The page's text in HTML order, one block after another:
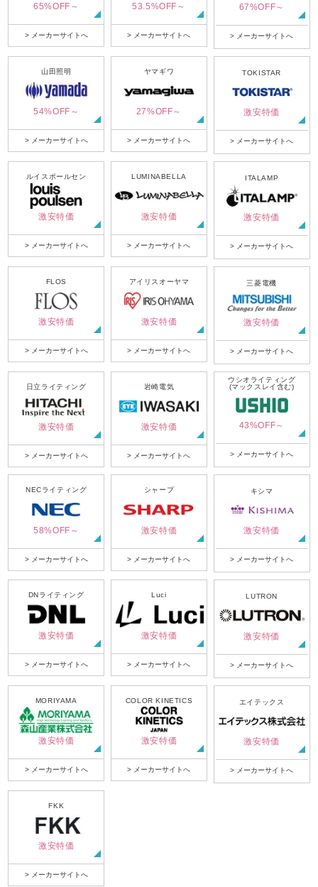
65%OFF～
> メーカーサイトへ
53.5%OFF～
> メーカーサイトへ
67%OFF～
> メーカーサイトへ
山田照明
54%OFF～
> メーカーサイトへ
ヤマギワ
27%OFF～
> メーカーサイトへ
TOKISTAR
激安特価
> メーカーサイトへ
ルイスポールセン
激安特価
> メーカーサイトへ
LUMINABELLA
激安特価
> メーカーサイトへ
ITALAMP
激安特価
> メーカーサイトへ
FLOS
激安特価
> メーカーサイトへ
アイリスオーヤマ
激安特価
> メーカーサイトへ
三菱電機
激安特価
> メーカーサイトへ
日立ライティング
激安特価
> メーカーサイトへ
岩崎電気
激安特価
> メーカーサイトへ
ウシオライティング
(マックスレイ含む)
43%OFF～
> メーカーサイトへ
NECライティング
58%OFF～
> メーカーサイトへ
シャープ
激安特価
> メーカーサイトへ
キシマ
激安特価
> メーカーサイトへ
DNライティング
激安特価
> メーカーサイトへ
Luci
激安特価
> メーカーサイトへ
LUTRON
激安特価
> メーカーサイトへ
MORIYAMA
激安特価
> メーカーサイトへ
COLOR KINETICS
激安特価
> メーカーサイトへ
エイテックス
激安特価
> メーカーサイトへ
FKK
激安特価
> メーカーサイトへ